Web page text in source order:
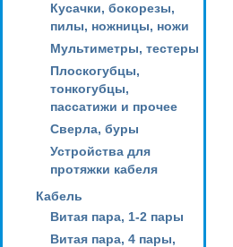
Кусачки, бокорезы,
пилы, ножницы, ножи
Мультиметры, тестеры
Плоскогубцы,
тонкогубцы,
пассатижи и прочее
Сверла, буры
Устройства для
протяжки кабеля
Кабель
Витая пара, 1-2 пары
Витая пара, 4 пары,